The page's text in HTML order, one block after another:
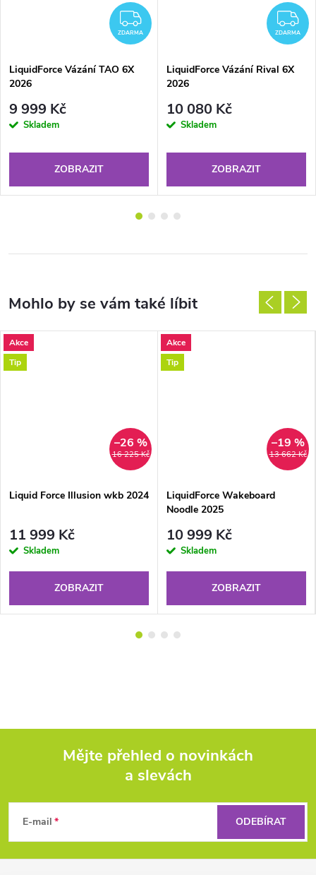
ZDARMA
ZDARMA
LiquidForce Vázání TAO 6X
2026
9 999 Kč
Skladem
ZOBRAZIT
ZDARMA
LiquidForce Vázání Rival 6X
2026
10 080 Kč
Skladem
ZOBRAZIT
Akce
Tip
16 225 Kč
–26 %
Liquid Force Illusion wkb 2024
11 999 Kč
Skladem
ZOBRAZIT
Akce
Tip
13 662 Kč
–19 %
LiquidForce Wakeboard
Noodle 2025
10 999 Kč
Skladem
ZOBRAZIT
p
Mějte přehled o novinkách
a slevách
E-mail ODEBÍRAT